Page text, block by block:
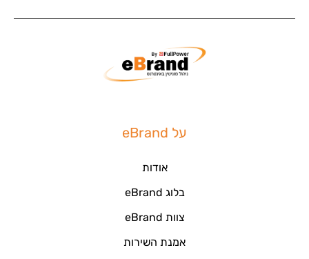
על eBrand
אודות
בלוג eBrand
צוות eBrand
אמנת השירות